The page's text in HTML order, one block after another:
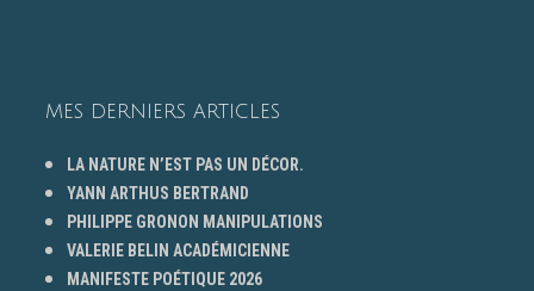
MES DERNIERS ARTICLES
LA NATURE N’EST PAS UN DÉCOR.
YANN ARTHUS BERTRAND
PHILIPPE GRONON MANIPULATIONS
VALERIE BELIN ACADÉMICIENNE
MANIFESTE POÉTIQUE 2026